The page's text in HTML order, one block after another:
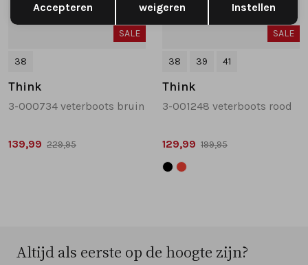
SALE
38
Think
3-000734 veterboots bruin
139,99 229,95
SALE
38 39 41
Think
3-001248 veterboots rood
129,99 199,95
Altijd als eerste op de hoogte zijn?
Accepteren weigeren Instellen